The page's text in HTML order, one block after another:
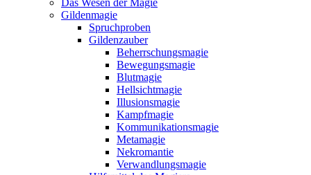
Gildenmagie
Spruchproben
Gildenzauber
Beherrschungsmagie
Bewegungsmagie
Blutmagie
Hellsichtmagie
Illusionsmagie
Kampfmagie
Kommunikationsmagie
Metamagie
Nekromantie
Verwandlungsmagie